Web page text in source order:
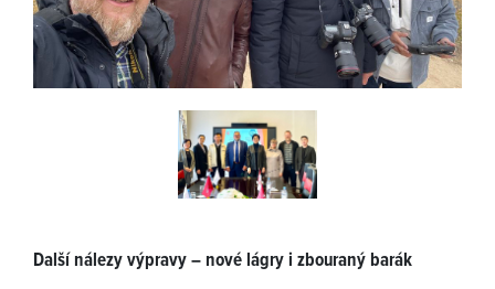
Další nálezy výpravy – nové lágry i zbouraný barák